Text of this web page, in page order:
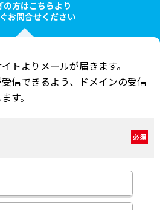
の方はこちらより
お問合せください
トよりメールが届きます。
信できるよう、ドメインの受信
す。
必須